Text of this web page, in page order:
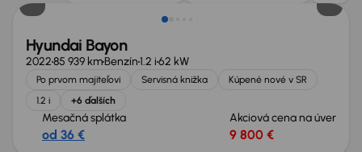
Hyundai Bayon
202285 939 kmBenzín1.2 i62 kW
Po prvom majiteľovi Servisná knižka
Kúpené nové v SR
1.2 i
+6 ďalších
Mesačná splátka
od 36 €
Akciová cena na úver
9 800 €
Extra zľava 800 €